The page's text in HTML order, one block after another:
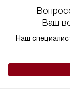
Ваш
Наш